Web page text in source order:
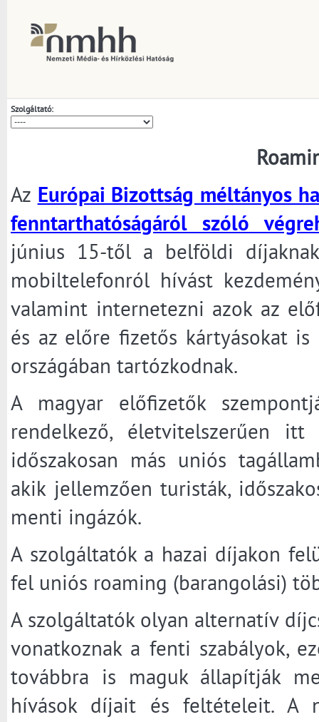
Szolgáltató:
Az Európai Bizottság méltányos
fenntarthatóságáról szóló
június 15-től a belföldi
mobiltelefonról hívást
valamint internetezni azok az
és az előre fizetős kártyásokat
országában tartózkodnak.
A magyar előfizetők
rendelkező, életvitelszerűen
időszakosan más uniós
akik jellemzően turisták,
menti ingázók.
A szolgáltatók a hazai díjakon
fel uniós roaming (barangolási)
A szolgáltatók olyan alternatív
vonatkoznak a fenti szabályok,
továbbra is maguk állapítják
hívások díjait és feltételeit. A